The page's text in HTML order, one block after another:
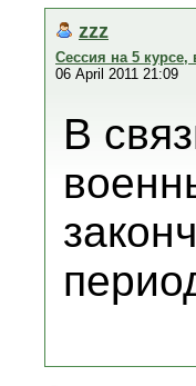
zzz
Сессия на 5 курсе,
06 April 2011 21:09
В